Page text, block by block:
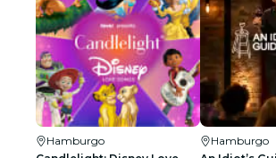
Hamburgo
Hamburgo